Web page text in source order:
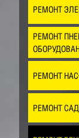
РЕМОНТ
РЕМОНТ
РЕМОНТ
РЕМОНТ